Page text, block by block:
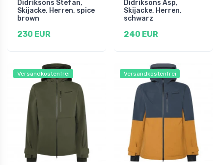
Didriksons Stefan,
Skijacke, Herren, spice
brown
230 EUR
Didriksons Asp,
Skijacke, Herren,
schwarz
240 EUR
Versandkostenfrei Versandkostenfrei